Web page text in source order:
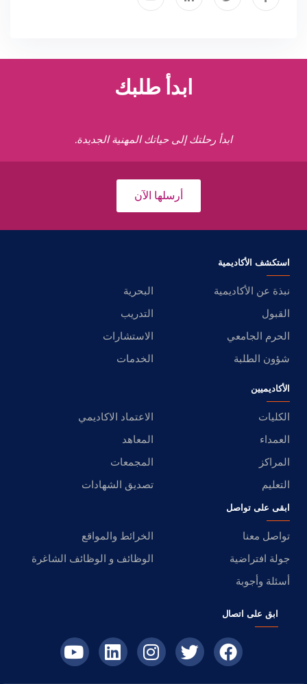
ابدأ طلبك
ابدأ رحلتك إلى حياتك المهنية الجديدة.
أرسلها الآن
استكشف الأكاديمية
نبذة عن الأكاديمية
البحرية
القبول
التدريب
الحرم الجامعي
الاستشارات
شؤون الطلبة
الخدمات
الأكاديميين
الكليات
الاعتماد الاكاديمي
العمداء
المعاهد
المراكز
المجمعات
التعليم
تصديق الشهادات
ابقى على تواصل
تواصل معنا
الخرائط والمواقع
جولة افتراضية
الوظائف و الوظائف الشاغرة
أسئلة وأجوبة
ابق على اتصال